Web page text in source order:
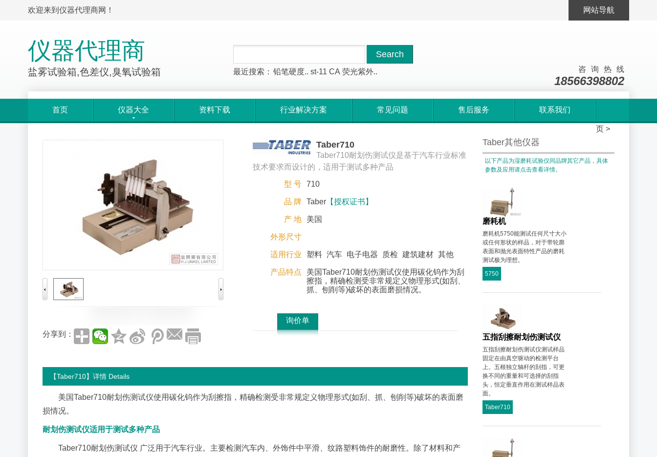
网站导航
欢迎来到仪器代理商网！
仪器代理商
盐雾试验箱,色差仪,臭氧试验箱 最近搜索： 铅笔硬度.. st-11 CA 荧光紫外.. 咨询热线
18566398802
首页 仪器大全 资料下载 行业解决方案 常见问题 售后服务 联系我们
页 >
分享到：
Taber710
Taber710耐划伤测试仪是基于汽车行业标准
技术要求而设计的，适用于测试多种产品
型 号 710
品 牌 Taber 【授权证书】
产 地 美国
外形尺寸
适用行业 塑料 汽车 电子电器 质检 建筑建材 其他
产品特点
美国Taber710耐划伤测试仪使用碳化钨作为刮
擦指，精确检测受非常规定义物理形式(如刮、
抓、刨削等)破坏的表面磨损情况。
询价单
【Taber710】详情 Details
美国Taber710耐划伤测试仪使用碳化钨作为刮擦指，精确检测受非常规定义物理形式(如刮、抓、刨削等)破坏的表面磨
损情况。
耐划伤测试仪适用于测试多种产品
Taber710耐划伤测试仪 广泛用于汽车行业。主要检测汽车内、外饰件中平滑、纹路塑料饰件的耐磨性。除了材料和产
Taber其他仪器
以下产品为湿磨耗试验仪同品牌其它产品，具体
参数及应用请点击查看详情。
磨耗机
磨耗机5750能测试任何尺寸大小
或任何形状的样品，对于带轮廓
表面和抛光表面特性产品的磨耗
测试极为理想。
5750
五指刮擦耐划伤测试仪
五指刮擦耐划伤测试仪测试样品
固定在由真空驱动的检测平台
上。五根独立轴杆的刮指，可更
换不同的重量和可选择的刮指
头，恒定垂直作用在测试样品表
面。
Taber710